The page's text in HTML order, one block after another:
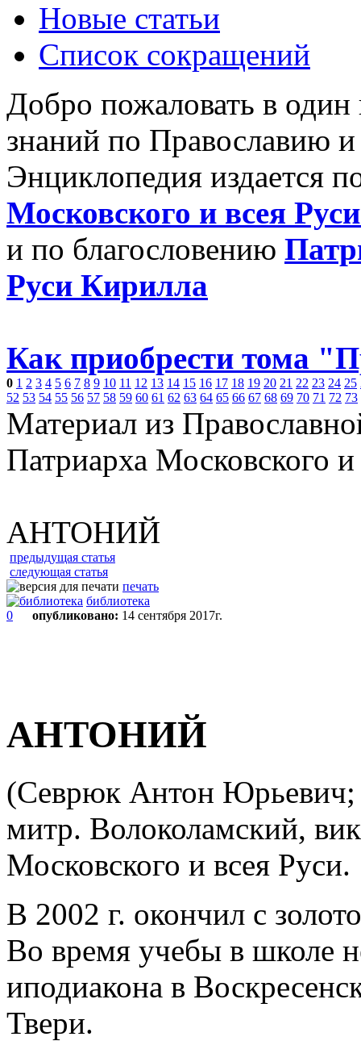
Новые статьи
Список сокращений
Добро пожаловать в
знаний по Православию
Энциклопедия издается
Московского и всея
и по благословению
Руси Кирилла
Как приобрести тома
0 1 2 3 4 5 6 7 8 9 10 11 12 13 14 15 16 17 18 19 20 21 22 23 24 25
52 53 54 55 56 57 58 59 60 61 62 63 64 65 66 67 68 69 70 71 72 73
Материал из
Патриарха Московского
АНТОНИЙ
предыдущая статья
следующая статья
печать
библиотека
0
опубликовано: 14 сентября 2017г.
АНТОНИЙ
(Севрюк Антон Юрьевич;
митр. Волоколамский,
Московского и всея Руси.
В 2002 г. окончил с
Во время учебы в школе
иподиакона в
Твери.